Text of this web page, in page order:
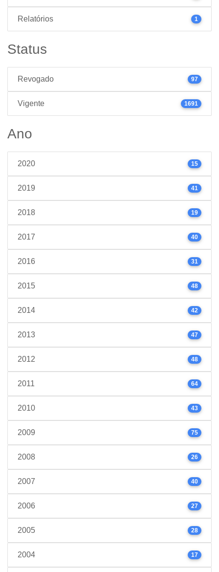
Relatórios 1
Status
Revogado 97
Vigente 1691
Ano
2020 15
2019 41
2018 19
2017 40
2016 31
2015 48
2014 42
2013 47
2012 48
2011 64
2010 43
2009 75
2008 26
2007 40
2006 27
2005 28
2004 17